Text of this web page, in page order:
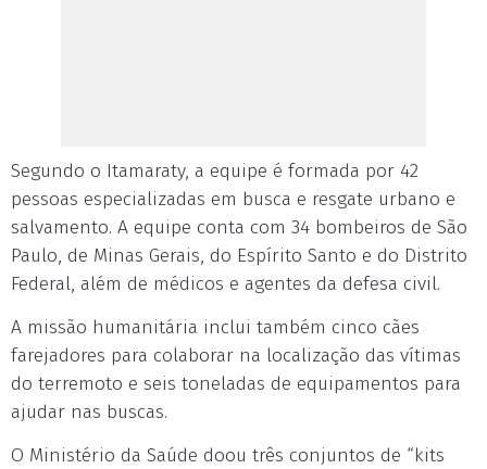
Segundo o Itamaraty, a equipe é formada por 42
pessoas especializadas em busca e resgate urbano e
salvamento. A equipe conta com 34 bombeiros de São
Paulo, de Minas Gerais, do Espírito Santo e do Distrito
Federal, além de médicos e agentes da defesa civil.
A missão humanitária inclui também cinco cães
farejadores para colaborar na localização das vítimas
do terremoto e seis toneladas de equipamentos para
ajudar nas buscas.
O Ministério da Saúde doou três conjuntos de “kits